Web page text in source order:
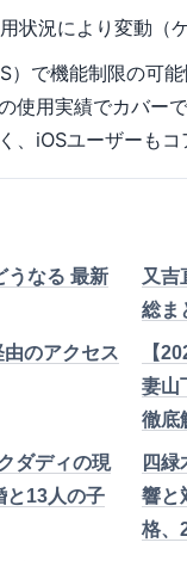
状況により変動（
）で機能制限の可
使用実績でカバー
、iOSユーザーも
うなる 最新
又吉
総ま
のアクセス
【
妻山
徹底
ダディの現
と13人の子
四緑
響と
格、